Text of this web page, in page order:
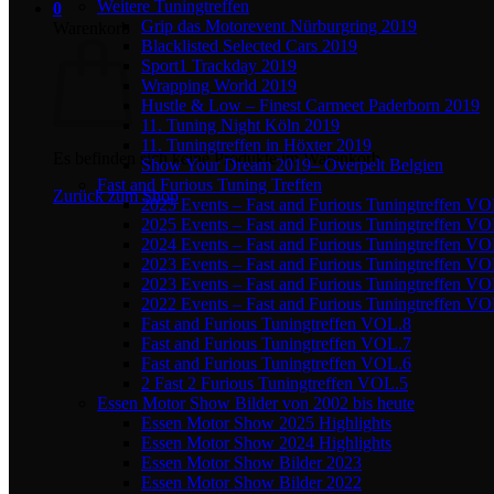
0
Es befinden sich keine Produkte im Warenkorb.
Zurück zum Shop
Weitere Tuningtreffen
Grip das Motorevent Nürburgring 2019
Blacklisted Selected Cars 2019
Sport1 Trackday 2019
Wrapping World 2019
Hustle & Low – Finest Carmeet Paderborn 2019
11. Tuning Night Köln 2019
11. Tuningtreffen in Höxter 2019
Show Your Dream 2019– Overpelt Belgien
Fast and Furious Tuning Treffen
2025 Events – Fast and Furious Tuningtreffen
2025 Events – Fast and Furious Tuningtreffen
2024 Events – Fast and Furious Tuningtreffen
2023 Events – Fast and Furious Tuningtreffen
2023 Events – Fast and Furious Tuningtreffen
2022 Events – Fast and Furious Tuningtreffen
Fast and Furious Tuningtreffen VOL.8
Fast and Furious Tuningtreffen VOL.7
Fast and Furious Tuningtreffen VOL.6
2 Fast 2 Furious Tuningtreffen VOL.5
Essen Motor Show Bilder von 2002 bis heute
Essen Motor Show 2025 Highlights
Essen Motor Show 2024 Highlights
Essen Motor Show Bilder 2023
Essen Motor Show Bilder 2022